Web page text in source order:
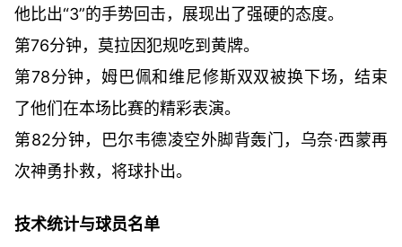
他比出“3”的手势回击，展现出了强硬的态度。
第76分钟，莫拉因犯规吃到黄牌。
第78分钟，姆巴佩和维尼修斯双双被换下场，结束
了他们在本场比赛的精彩表演。
第82分钟，巴尔韦德凌空外脚背轰门，乌奈·西蒙再
次神勇扑救，将球扑出。
技术统计与球员名单